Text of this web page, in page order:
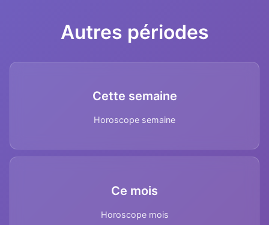
Autres périodes
Cette semaine
Horoscope semaine
Ce mois
Horoscope mois